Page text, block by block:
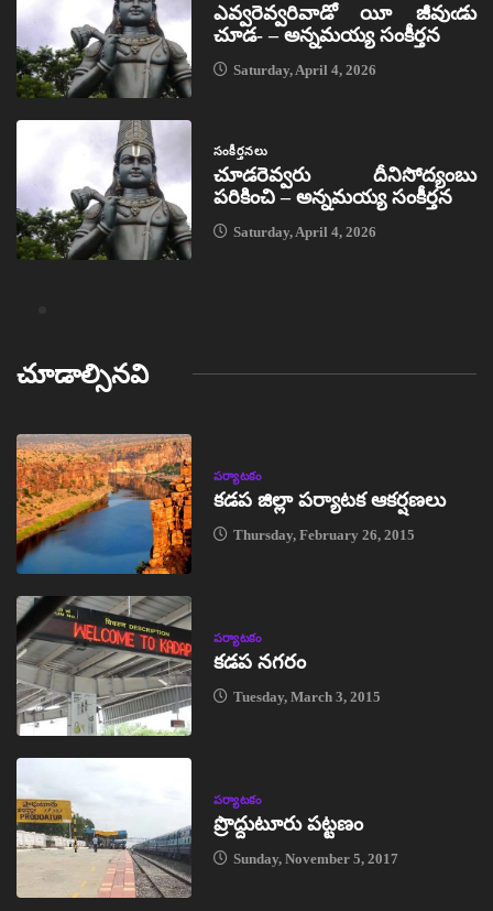
ఎవ్వరెవ్వరివాడో యీ జీవుఁడు
చూడ- – అన్నమయ్య సంకీర్తన
Saturday, April 4, 2026
సంకీర్తనలు
చూడరెవ్వరు దీనిసోద్యంబు
పరికించి – అన్నమయ్య సంకీర్తన
Saturday, April 4, 2026
చూడాల్సినవి
పర్యాటకం
కడప జిల్లా పర్యాటక ఆకర్షణలు
Thursday, February 26, 2015
పర్యాటకం
కడప నగరం
Tuesday, March 3, 2015
పర్యాటకం
ప్రొద్దుటూరు పట్టణం
Sunday, November 5, 2017